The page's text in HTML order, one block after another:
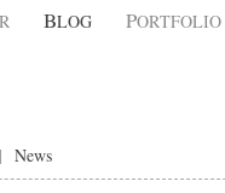
BLOG PORTFOLIO
News